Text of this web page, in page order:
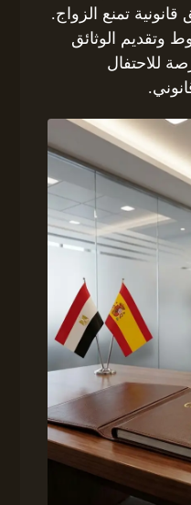
تمنع الزواج.
وتقديم الوثائق
للاحتفال